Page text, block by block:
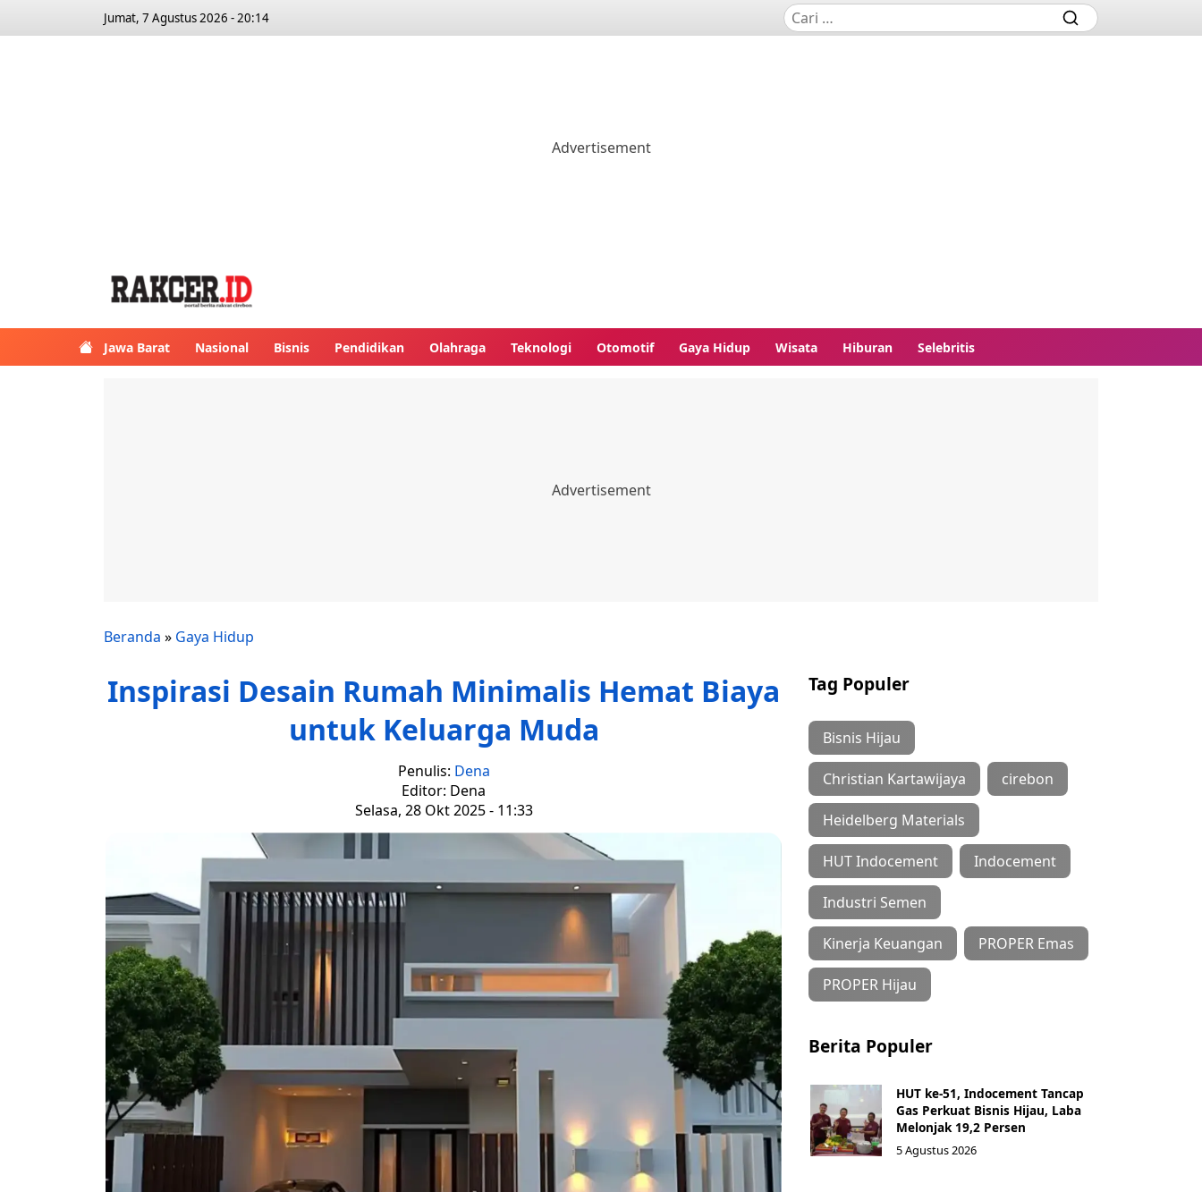
Jumat, 7 Agustus 2026 - 20:14
Jawa Barat Nasional Bisnis Pendidikan Olahraga Teknologi Otomotif Gaya Hidup Wisata Hiburan Selebritis
Beranda » Gaya Hidup
Inspirasi Desain Rumah Minimalis Hemat Biaya
untuk Keluarga Muda
Penulis: Dena
Editor: Dena
Selasa, 28 Okt 2025 - 11:33
Tag Populer
Bisnis Hijau
Christian Kartawijaya cirebon
Heidelberg Materials
HUT Indocement Indocement
Industri Semen
Kinerja Keuangan PROPER Emas
PROPER Hijau
Berita Populer
HUT ke-51, Indocement Tancap
Gas Perkuat Bisnis Hijau, Laba
Melonjak 19,2 Persen
5 Agustus 2026